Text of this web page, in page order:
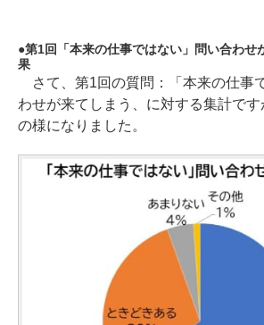
第1回「本来の仕事ではない」問い合わせ
果
さて、第1回の質問：「本来の仕事
わせが来てしまう、に対する集計で
の様になりました。